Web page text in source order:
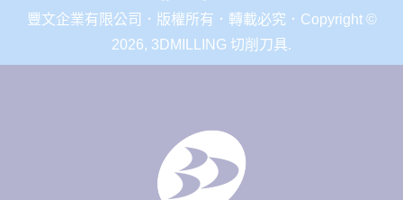
豐文企業有限公司．版權所有．轉載必究．Copyright ©
2026, 3DMILLING 切削刀具.